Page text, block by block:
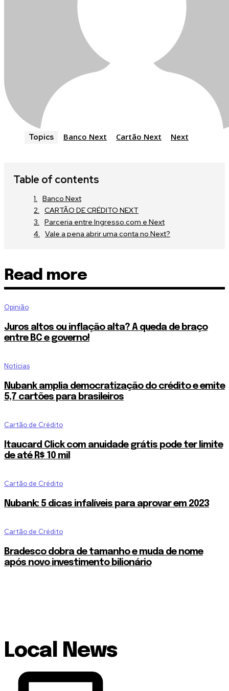
Topics Banco Next Cartão Next Next
Table of contents
Banco Next
CARTÃO DE CRÉDITO NEXT
Parceria entre Ingresso.com e Next
Vale a pena abrir uma conta no Next?
Read more
Opinião
Juros altos ou inflação alta? A queda de braço
entre BC e governo!
Notícias
Nubank amplia democratização do crédito e emite
5,7 cartões para brasileiros
Cartão de Crédito
Itaucard Click com anuidade grátis pode ter limite
de até R$ 10 mil
Cartão de Crédito
Nubank: 5 dicas infalíveis para aprovar em 2023
Cartão de Crédito
Bradesco dobra de tamanho e muda de nome
após novo investimento bilionário
Local News